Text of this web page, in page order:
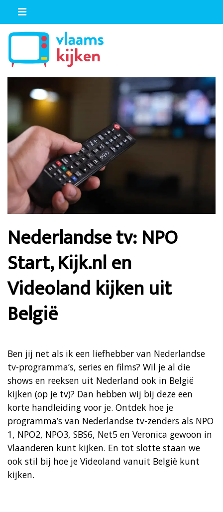
Nederlandse tv: NPO
Start, Kijk.nl en
Videoland kijken uit
België
Ben jij net als ik een liefhebber van Nederlandse
tv-programma’s, series en films? Wil je al die
shows en reeksen uit Nederland ook in België
kijken (op je tv)? Dan hebben wij bij deze een
korte handleiding voor je. Ontdek hoe je
programma’s van Nederlandse tv-zenders als NPO
1, NPO2, NPO3, SBS6, Net5 en Veronica gewoon in
Vlaanderen kunt kijken. En tot slotte staan we
ook stil bij hoe je Videoland vanuit België kunt
kijken.